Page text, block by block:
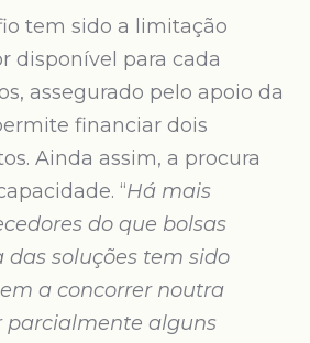
tem sido a limitação
disponível para cada
assegurado pelo apoio da
financiar dois
Ainda assim, a procura
“Há mais
do que bolsas
das soluções tem sido
a concorrer noutra
parcialmente alguns